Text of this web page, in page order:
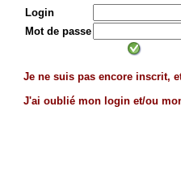
Login
Mot de passe
Je ne suis pas encore inscrit,
J'ai oublié mon login et/ou